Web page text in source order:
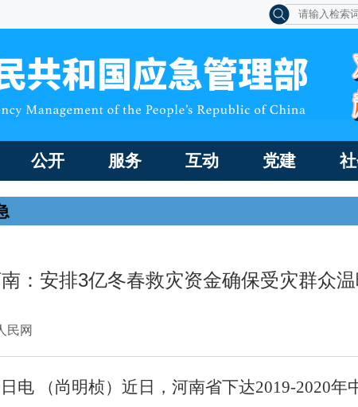
公开 服务 互动 党建
：安排3亿冬春救灾资金确保受灾群众
民网
日电 （尚明桢）近日，河南省下达2019-2020年